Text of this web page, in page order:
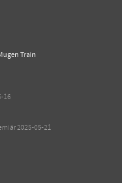
Train
16
2025-05-21